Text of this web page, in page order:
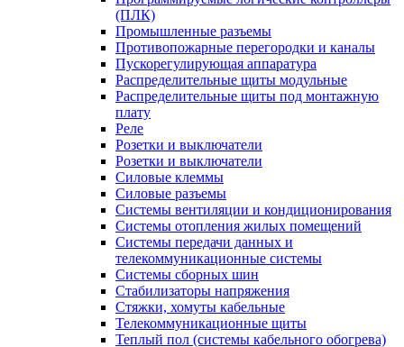
(ПЛК)
Промышленные разъемы
Противопожарные перегородки и каналы
Пускорегулирующая аппаратура
Распределительные щиты модульные
Распределительные щиты под монтажную
плату
Реле
Розетки и выключатели
Розетки и выключатели
Силовые клеммы
Силовые разъемы
Системы вентиляции и кондиционирования
Системы отопления жилых помещений
Системы передачи данных и
телекоммуникационные системы
Системы сборных шин
Стабилизаторы напряжения
Стяжки, хомуты кабельные
Телекоммуникационные щиты
Теплый пол (системы кабельного обогрева)